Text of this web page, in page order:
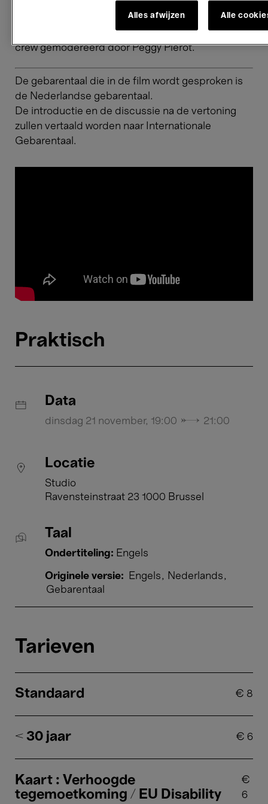
Gevolgd door een gesprek met de regisseur en
crew gemodereerd door Peggy Pierot.
De gebarentaal die in de film wordt gesproken is
de Nederlandse gebarentaal.
​​​​​​​De introductie en de discussie na de vertoning
zullen vertaald worden naar Internationale
Gebarentaal.
Praktisch
Data
dinsdag 21 november, 19:00 → 21:00
Locatie
Studio
Ravensteinstraat 23 1000 Brussel
Taal
Ondertiteling: Engels
Originele versie: Engels
Nederlands
Gebarentaal
Tarieven
Standaard € 8
< 30 jaar € 6
Kaart : Verhoogde
tegemoetkoming / EU Disability
€
6
Alles afwijzen Alle